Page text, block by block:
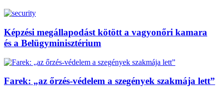
Képzési megállapodást kötött a vagyonőri kamara
és a Belügyminisztérium
Farek: „az őrzés-védelem a szegények szakmája lett”